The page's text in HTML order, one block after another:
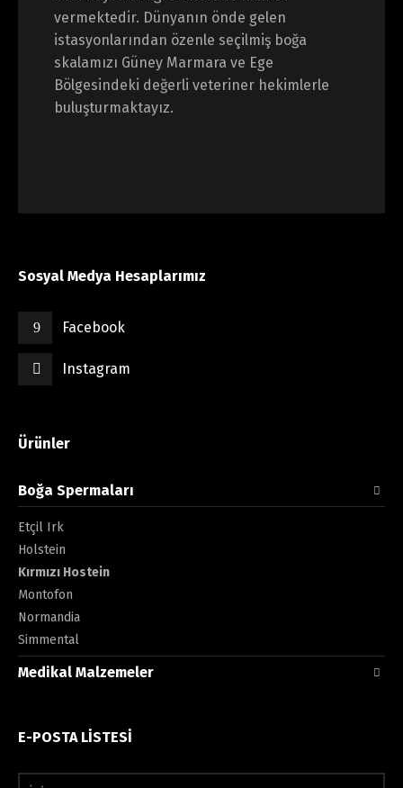
vermektedir. Dünyanın önde gelen
istasyonlarından özenle seçilmiş boğa
skalamızı Güney Marmara ve Ege
Bölgesindeki değerli veteriner hekimlerle
buluşturmaktayız.
Sosyal Medya Hesaplarımız
Facebook
Instagram
Ürünler
Boğa Spermaları
Etçil Irk
Holstein
Kırmızı Hostein
Montofon
Normandia
Simmental
Medikal Malzemeler
E-POSTA LİSTESİ